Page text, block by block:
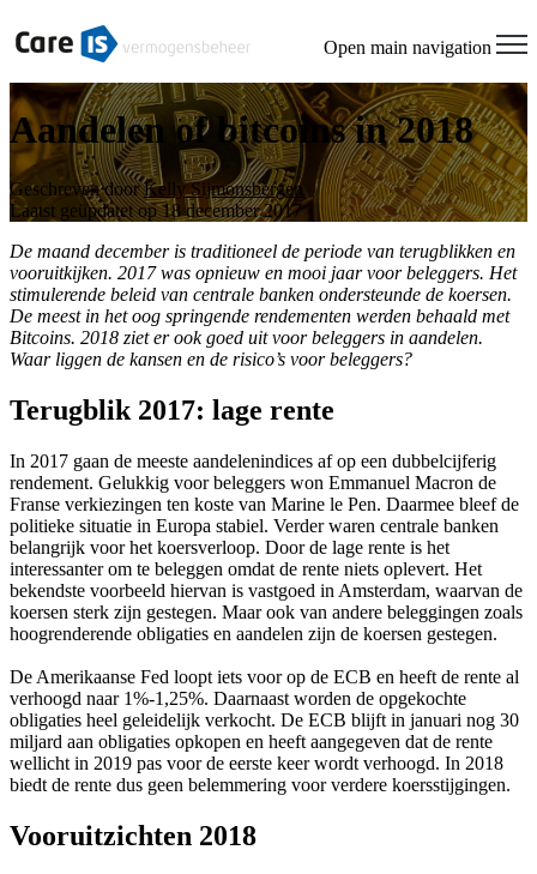
Open main navigation
Aandelen of bitcoins in 2018
Geschreven doorKelly Sijmonsbergen
Laatst geüpdatet op 18 december 2017
De maand december is traditioneel de periode van terugblikken en
vooruitkijken. 2017 was opnieuw en mooi jaar voor beleggers. Het
stimulerende beleid van centrale banken ondersteunde de koersen.
De meest in het oog springende rendementen werden behaald met
Bitcoins. 2018 ziet er ook goed uit voor beleggers in aandelen.
Waar liggen de kansen en de risico’s voor beleggers?
Terugblik 2017: lage rente
In 2017 gaan de meeste aandelenindices af op een dubbelcijferig
rendement. Gelukkig voor beleggers won Emmanuel Macron de
Franse verkiezingen ten koste van Marine le Pen. Daarmee bleef de
politieke situatie in Europa stabiel. Verder waren centrale banken
belangrijk voor het koersverloop. Door de lage rente is het
interessanter om te beleggen omdat de rente niets oplevert. Het
bekendste voorbeeld hiervan is vastgoed in Amsterdam, waarvan de
koersen sterk zijn gestegen. Maar ook van andere beleggingen zoals
hoogrenderende obligaties en aandelen zijn de koersen gestegen.
De Amerikaanse Fed loopt iets voor op de ECB en heeft de rente al
verhoogd naar 1%-1,25%. Daarnaast worden de opgekochte
obligaties heel geleidelijk verkocht. De ECB blijft in januari nog 30
miljard aan obligaties opkopen en heeft aangegeven dat de rente
wellicht in 2019 pas voor de eerste keer wordt verhoogd. In 2018
biedt de rente dus geen belemmering voor verdere koersstijgingen.
Vooruitzichten 2018